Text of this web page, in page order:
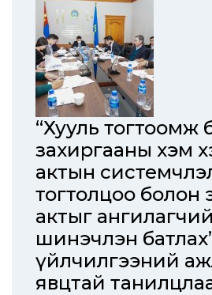
“Хууль тогтоомж
захиргааны хэм
актын
тогтолцоо болон
актыг
шинэчлэн
үйлчилгээний
явцтай